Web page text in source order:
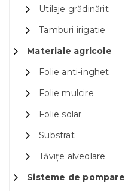
Utilaje grădinărit
Tamburi irigatie
Materiale agricole
Folie anti-inghet
Folie mulcire
Folie solar
Substrat
Tăvițe alveolare
Sisteme de pompare